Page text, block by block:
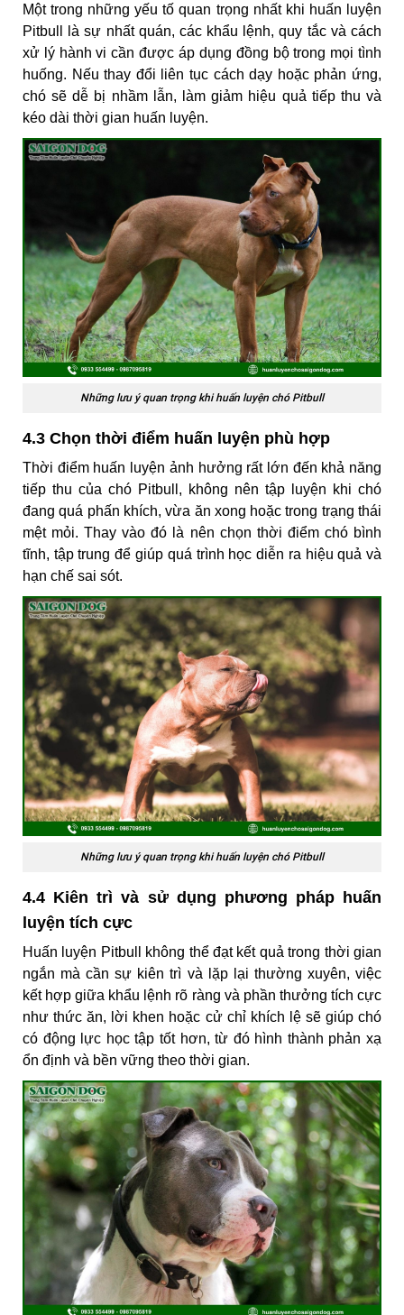
Một trong những yếu tố quan trọng nhất khi huấn luyện
Pitbull là sự nhất quán, các khẩu lệnh, quy tắc và cách
xử lý hành vi cần được áp dụng đồng bộ trong mọi tình
huống. Nếu thay đổi liên tục cách dạy hoặc phản ứng,
chó sẽ dễ bị nhầm lẫn, làm giảm hiệu quả tiếp thu và
kéo dài thời gian huấn luyện.
Những lưu ý quan trọng khi huấn luyện chó Pitbull
4.3 Chọn thời điểm huấn luyện phù hợp
Thời điểm huấn luyện ảnh hưởng rất lớn đến khả năng
tiếp thu của chó Pitbull, không nên tập luyện khi chó
đang quá phấn khích, vừa ăn xong hoặc trong trạng thái
mệt mỏi. Thay vào đó là nên chọn thời điểm chó bình
tĩnh, tập trung để giúp quá trình học diễn ra hiệu quả và
hạn chế sai sót.
Những lưu ý quan trọng khi huấn luyện chó Pitbull
4.4 Kiên trì và sử dụng phương pháp huấn
luyện tích cực
Huấn luyện Pitbull không thể đạt kết quả trong thời gian
ngắn mà cần sự kiên trì và lặp lại thường xuyên, việc
kết hợp giữa khẩu lệnh rõ ràng và phần thưởng tích cực
như thức ăn, lời khen hoặc cử chỉ khích lệ sẽ giúp chó
có động lực học tập tốt hơn, từ đó hình thành phản xạ
ổn định và bền vững theo thời gian.